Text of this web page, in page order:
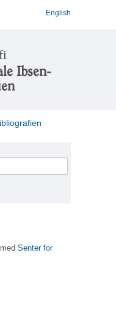
English
Ibsen-
Senter for